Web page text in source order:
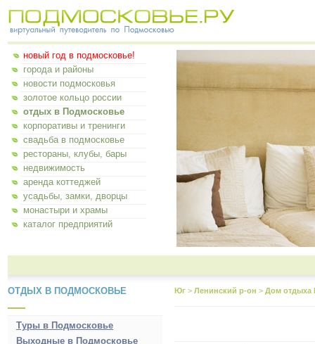
новый год в подмосковье!
города и районы
новости подмосковья
золотое кольцо россии
отдых в Подмосковье
корпоративы и тренинги
свадьба в подмосковье
рестораны, клубы, бары
недвижимость
аренда коттеджей
усадьбы, замки, дворцы
монастыри и храмы
каталог предприятий
ОТДЫХ В ПОДМОСКОВЬЕ
Туры в Подмосковье
Выходные в Подмосковье
Юг > Ленинский р-он > Дом отдыха